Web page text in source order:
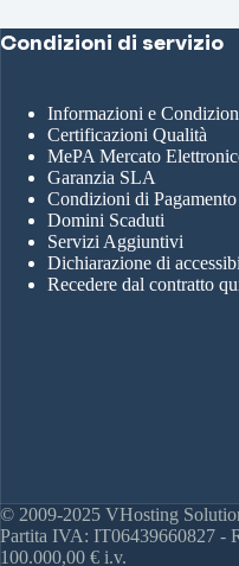
Condizioni di servizio
Informazioni e
Certificazioni Qualità
MePA Mercato
Garanzia SLA
Condizioni di Pagamento
Domini Scaduti
Servizi Aggiuntivi
Dichiarazione di
Recedere dal contratto
© 2009-2025 VHosting
Partita IVA: IT06439660827 -
100.000,00 € i.v.